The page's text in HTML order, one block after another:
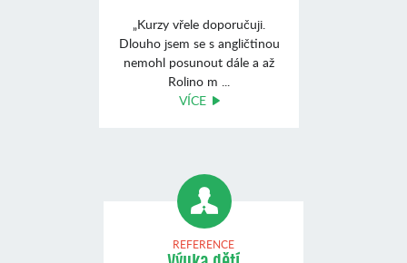
„Kurzy vřele doporučuji.
Dlouho jsem se s angličtinou
nemohl posunout dále a až
Rolino m ...
VÍCE
REFERENCE